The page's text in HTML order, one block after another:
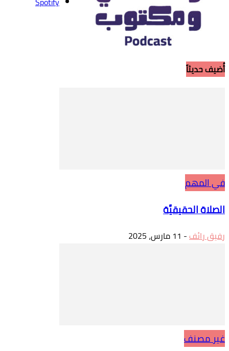
أُضيف حديثاً
في المهم
الصلاة الحقيقيَّة
رفيق رائف- 11 مارس، 2025
غير مصنف